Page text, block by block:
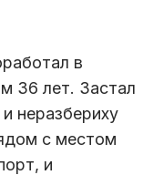
в
36 лет. Застал
неразбериху
с местом
и